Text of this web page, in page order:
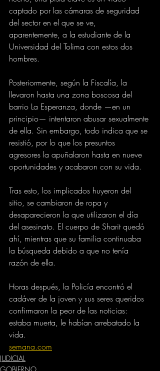
captado por las cámaras de seguridad
del sector en el que se ve,
aparentemente, a la estudiante de la
Universidad del Tolima con estos dos
hombres.
Posteriormente, según la Fiscalía, la
llevaron hasta una zona boscosa del
barrio La Esperanza, donde —en un
principio— intentaron abusar sexualmente
de ella. Sin embargo, todo indica que se
resistió, por lo que los presuntos
agresores la apuñalaron hasta en nueve
oportunidades y acabaron con su vida.
Tras esto, los implicados huyeron del
sitio, se cambiaron de ropa y
desaparecieron la que utilizaron el día
del asesinato. El cuerpo de Sharit quedó
ahí, mientras que su familia continuaba
la búsqueda debido a que no tenía
razón de ella.
Horas después, la Policía encontró el
cadáver de la joven y sus seres queridos
confirmaron la peor de las noticias:
estaba muerta, le habían arrebatado la
vida.
semana.com
JUDICIAL